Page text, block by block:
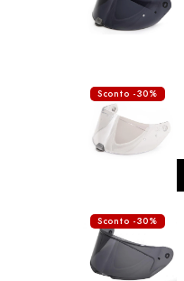
Sconto -30%
Sconto -30%